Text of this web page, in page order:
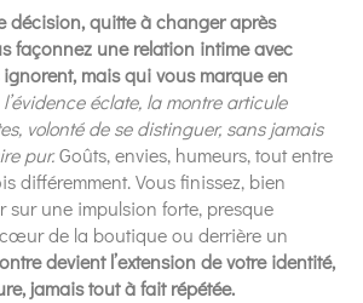
décision, quitte à changer après
façonnez une relation intime avec
ignorent, mais qui vous marque en
éclate, la montre articule
volonté de se distinguer, sans jamais
pur.Goûts, envies, humeurs, tout entre
différemment. Vous finissez, bien
sur une impulsion forte, presque
de la boutique ou derrière un
devient l’extension de votre identité,
jamais tout à fait répétée.